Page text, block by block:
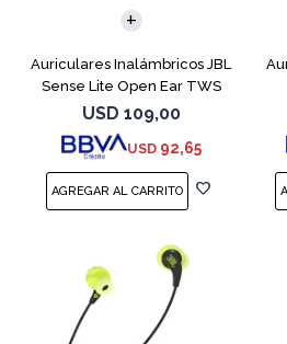
Auriculares Inalámbricos JBL
Sense Lite Open Ear TWS
Blanco
USD 109,00
USD 92,65